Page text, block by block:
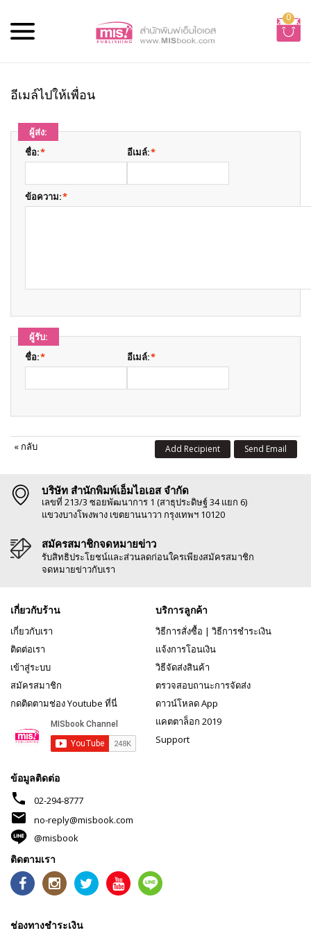
0
อีเมล์ไปให้เพื่อน
ผู้ส่ง:
*
ชื่อ: *
อีเมล์:
*
ข้อความ:
ผู้รับ:
*
ชื่อ: *
อีเมล์:
« กลับ Send Email
Add Recipient
บริษัท สำนักพิมพ์เอ็มไอเอส จำกัด
เลขที่ 213/3 ซอยพัฒนาการ 1 (สาธุประดิษฐ์ 34 แยก 6)
แขวงบางโพงพาง เขตยานนาวา กรุงเทพฯ 10120
สมัครสมาชิกจดหมายข่าว
รับสิทธิประโยชน์และส่วนลดก่อนใครเพียงสมัครสมาชิก
จดหมายข่าวกับเรา
เกี่ยวกับร้าน
เกี่ยวกับเรา
ติดต่อเรา
เข้าสู่ระบบ
สมัครสมาชิก
กดติดตามช่อง Youtube ที่นี่
บริการลูกค้า
วิธีการสั่งซื้อ | วิธีการชำระเงิน
แจ้งการโอนเงิน
วิธีจัดส่งสินค้า
ตรวจสอบถานะการจัดส่ง
ดาวน์โหลด App
แคตตาล็อก 2019
Support
ข้อมูลติดต่อ
phone 02-294-8777
mail
no-reply@misbook.com
@misbook
ติดตามเรา
ช่องทางชำระเงิน